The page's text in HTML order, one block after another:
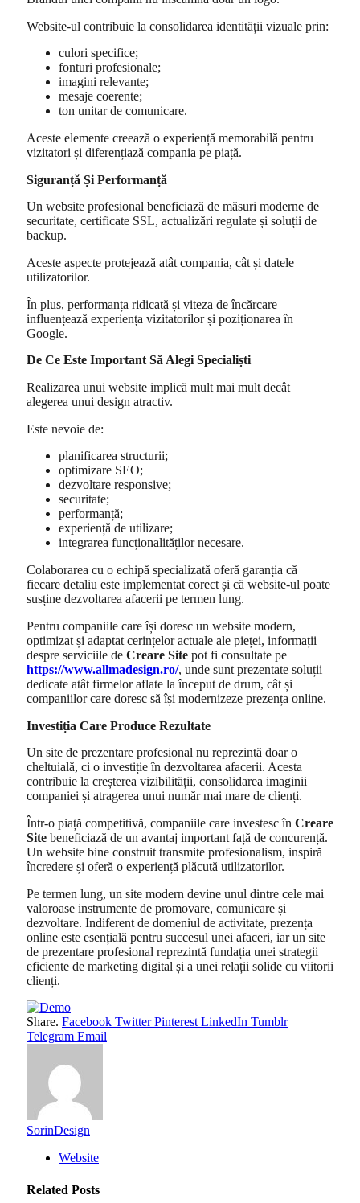
Website-ul contribuie la consolidarea identității vizuale prin:
culori specifice;
fonturi profesionale;
imagini relevante;
mesaje coerente;
ton unitar de comunicare.
Aceste elemente creează o experiență memorabilă pentru
vizitatori și diferențiază compania pe piață.
Siguranță Și Performanță
Un website profesional beneficiază de măsuri moderne de
securitate, certificate SSL, actualizări regulate și soluții de
backup.
Aceste aspecte protejează atât compania, cât și datele
utilizatorilor.
În plus, performanța ridicată și viteza de încărcare
influențează experiența vizitatorilor și poziționarea în
Google.
De Ce Este Important Să Alegi Specialiști
Realizarea unui website implică mult mai mult decât
alegerea unui design atractiv.
Este nevoie de:
planificarea structurii;
optimizare SEO;
dezvoltare responsive;
securitate;
performanță;
experiență de utilizare;
integrarea funcționalităților necesare.
Colaborarea cu o echipă specializată oferă garanția că
fiecare detaliu este implementat corect și că website-ul poate
susține dezvoltarea afacerii pe termen lung.
Pentru companiile care își doresc un website modern,
optimizat și adaptat cerințelor actuale ale pieței, informații
despre serviciile de Creare Site pot fi consultate pe
https://www.allmadesign.ro/, unde sunt prezentate soluții
dedicate atât firmelor aflate la început de drum, cât și
companiilor care doresc să își modernizeze prezența online.
Investiția Care Produce Rezultate
Un site de prezentare profesional nu reprezintă doar o
cheltuială, ci o investiție în dezvoltarea afacerii. Acesta
contribuie la creșterea vizibilității, consolidarea imaginii
companiei și atragerea unui număr mai mare de clienți.
Într-o piață competitivă, companiile care investesc în Creare
Site beneficiază de un avantaj important față de concurență.
Un website bine construit transmite profesionalism, inspiră
încredere și oferă o experiență plăcută utilizatorilor.
Pe termen lung, un site modern devine unul dintre cele mai
valoroase instrumente de promovare, comunicare și
dezvoltare. Indiferent de domeniul de activitate, prezența
online este esențială pentru succesul unei afaceri, iar un site
de prezentare profesional reprezintă fundația unei strategii
eficiente de marketing digital și a unei relații solide cu viitorii
clienți.
Share. Facebook Twitter Pinterest LinkedIn Tumblr
Telegram Email
SorinDesign
Website
Related Posts